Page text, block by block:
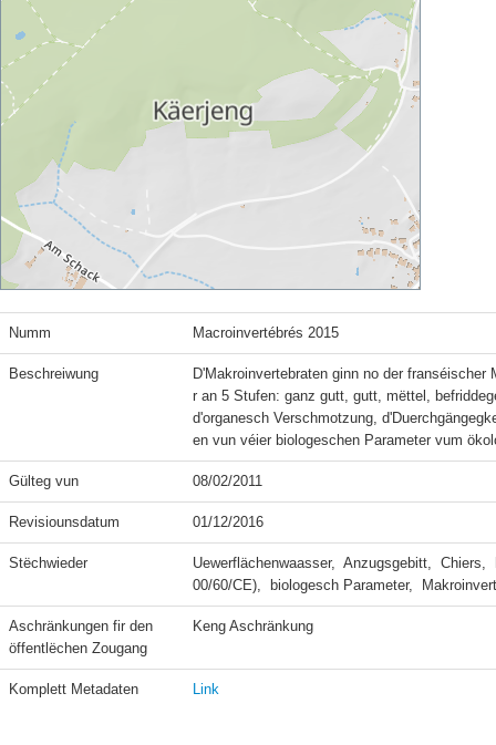
Numm Macroinvertébrés 2015
Beschreiwung
D'Makroinvertebraten ginn no der
r an 5 Stufen: ganz gutt, gutt, mëttel,
d'organesch Verschmotzung,
en vun véier biologeschen Parameter vum
Gülteg vun 08/02/2011
Revisiounsdatum 01/12/2016
Stëchwieder
Uewerflächenwaasser,  Anzugsgebitt,
00/60/CE),  biologesch Parameter,
Aschränkungen fir den
öffentlëchen Zougang
Keng Aschränkung
Komplett Metadaten Link